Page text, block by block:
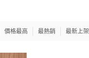
價格最高 最熱銷 最新上架